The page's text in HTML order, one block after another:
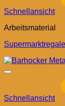
Schnellansicht
Arbeitsmaterial
Schnellansicht